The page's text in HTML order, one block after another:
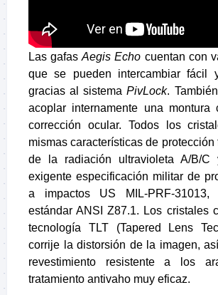
Las gafasAegis Echo cuentan con
que se pueden intercambiar fácil
gracias al sistemaPivLock.
acoplar internamente una montura
corrección ocular. Todos los
mismas características de protección
de la radiación ultravioleta A/B/C
exigente especificación militar de
a impactos US MIL-PRF-
estándar ANSI Z87.1. Los cristales
tecnología TLT (Tapered Lens
corrije la distorsión de la imagen,
revestimiento resistente a los
tratamiento antivaho muy eficaz.